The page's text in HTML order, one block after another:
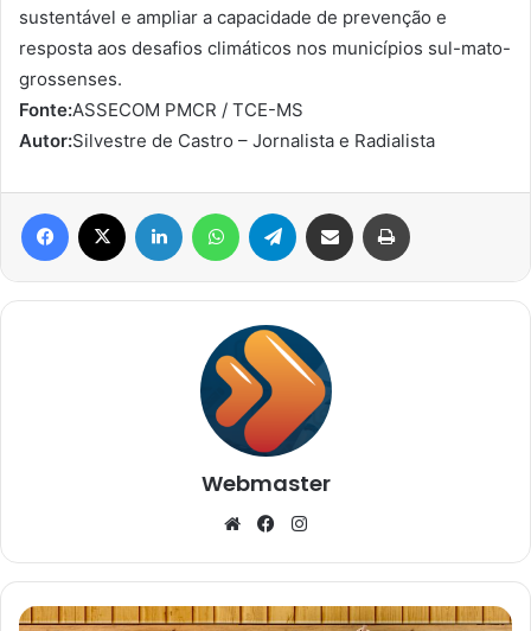
sustentável e ampliar a capacidade de prevenção e
resposta aos desafios climáticos nos municípios sul-mato-
grossenses.
Fonte:ASSECOM PMCR / TCE-MS
Autor:Silvestre de Castro – Jornalista e Radialista
Facebook Linkedin WhatsAppTelegram Compartilhar via e-mail
Webmaster
WebsiteFacebook